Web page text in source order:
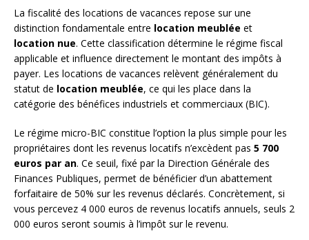
La fiscalité des locations de vacances repose sur une
distinction fondamentale entre location meublée et
location nue. Cette classification détermine le régime fiscal
applicable et influence directement le montant des impôts à
payer. Les locations de vacances relèvent généralement du
statut de location meublée, ce qui les place dans la
catégorie des bénéfices industriels et commerciaux (BIC).
Le régime micro-BIC constitue l’option la plus simple pour les
propriétaires dont les revenus locatifs n’excèdent pas 5 700
euros par an. Ce seuil, fixé par la Direction Générale des
Finances Publiques, permet de bénéficier d’un abattement
forfaitaire de 50% sur les revenus déclarés. Concrètement, si
vous percevez 4 000 euros de revenus locatifs annuels, seuls 2
000 euros seront soumis à l’impôt sur le revenu.